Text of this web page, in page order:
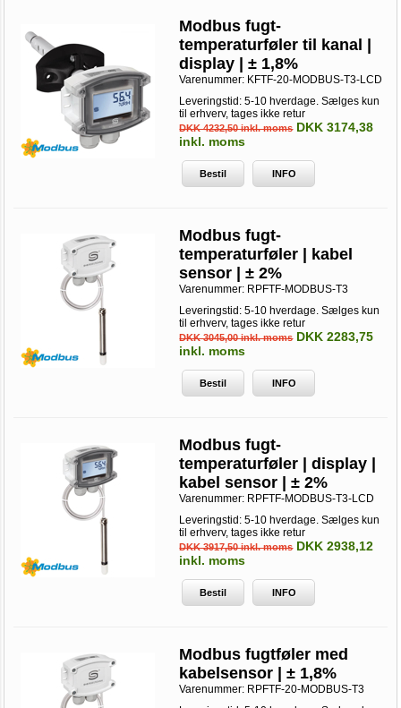
Modbus fugt-
temperaturføler til kanal |
display | ± 1,8%
Varenummer: KFTF-20-MODBUS-T3-LCD
Leveringstid: 5-10 hverdage. Sælges kun
til erhverv, tages ikke retur
DKK 4232,50 inkl. moms DKK 3174,38
inkl. moms
Bestil INFO
Modbus fugt-
temperaturføler | kabel
sensor | ± 2%
Varenummer: RPFTF-MODBUS-T3
Leveringstid: 5-10 hverdage. Sælges kun
til erhverv, tages ikke retur
DKK 3045,00 inkl. moms DKK 2283,75
inkl. moms
Bestil INFO
Modbus fugt-
temperaturføler | display |
kabel sensor | ± 2%
Varenummer: RPFTF-MODBUS-T3-LCD
Leveringstid: 5-10 hverdage. Sælges kun
til erhverv, tages ikke retur
DKK 3917,50 inkl. moms DKK 2938,12
inkl. moms
Bestil INFO
Modbus fugtføler med
kabelsensor | ± 1,8%
Varenummer: RPFTF-20-MODBUS-T3